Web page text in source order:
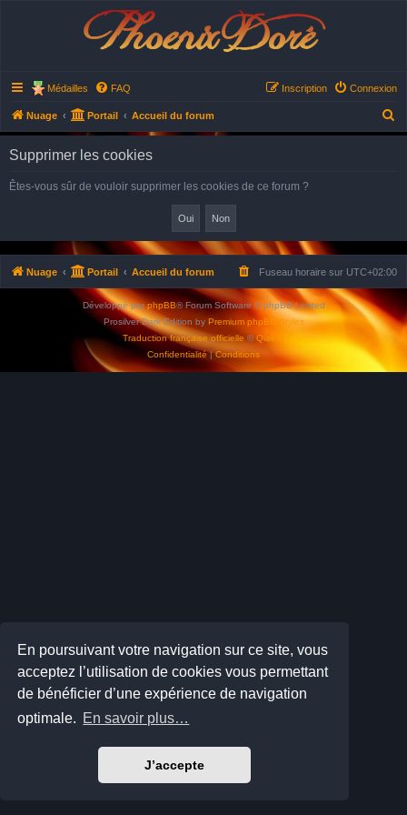
En poursuivant votre navigation sur ce site, vous
acceptez l’utilisation de cookies vous permettant
de bénéficier d’une expérience de navigation
optimale. En savoir plus…
J’accepte
Phoenix Doré
Médailles FAQ Connexion
Inscription
Nuage Portail Accueil du forum
e
e
r
Supprimer les cookies
Êtes-vous sûr de vouloir supprimer les cookies de ce forum ?
Nuage Portail Accueil du forum Fuseau horaire sur UTC+02:00
Développé parphpBB® Forum Software © phpBB Limited
Prosilver Dark Edition by Premium phpBB Styles
Traduction française officielle ©Qiaeru
Confidentialité|Conditions